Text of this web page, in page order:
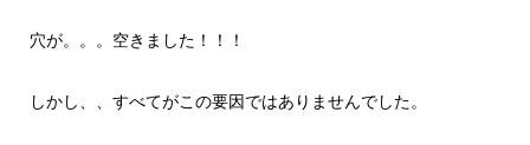
穴が。。。空きました！！！
しかし、、すべてがこの要因ではありませんでした。